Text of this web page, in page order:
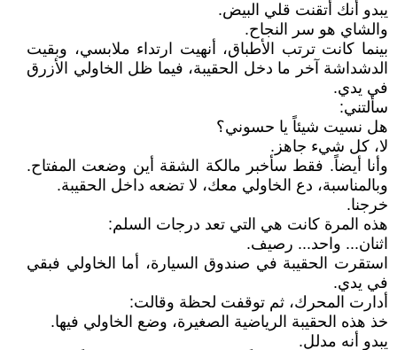
يبدو أنك أتقنت قلي البيض.
والشاي هو سر النجاح.
بينما كانت ترتب الأطباق، أنهيت ارتداء ملابسي، وبقيت
الدشداشة آخر ما دخل الحقيبة، فيما ظل الخاولي الأزرق
في يدي.
سألتني:
هل نسيت شيئاً يا حسوني؟
لا، كل شيء جاهز.
وأنا أيضاً. فقط سأخبر مالكة الشقة أين وضعت المفتاح.
وبالمناسبة، دع الخاولي معك، لا تضعه داخل الحقيبة.
خرجنا.
هذه المرة كانت هي التي تعد درجات السلم:
اثنان... واحد... رصيف.
استقرت الحقيبة في صندوق السيارة، أما الخاولي فبقي
في يدي.
أدارت المحرك، ثم توقفت لحظة وقالت:
خذ هذه الحقيبة الرياضية الصغيرة، وضع الخاولي فيها.
يبدو أنه مدلل.